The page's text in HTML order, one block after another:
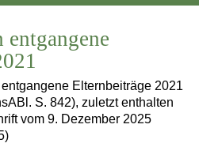
Elternbeiträge 2021
S. 842), zuletzt enthalten
vom 9. Dezember 2025